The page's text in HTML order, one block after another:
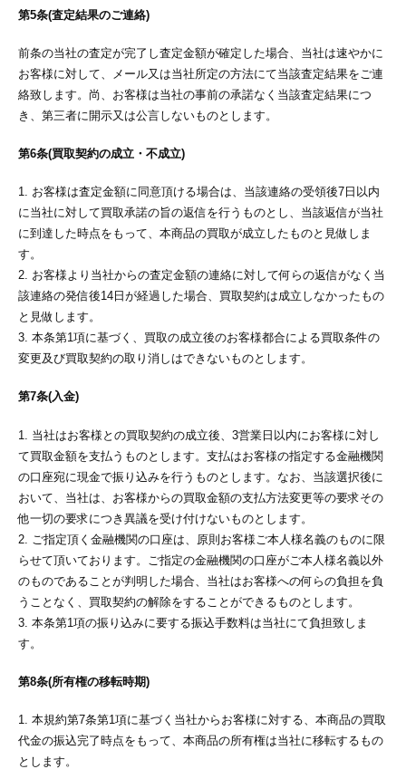
第5条(査定結果のご連絡)
前条の当社の査定が完了し査定金額が確定した場合、当社は速やかに
お客様に対して、メール又は当社所定の方法にて当該査定結果をご連
絡致します。尚、お客様は当社の事前の承諾なく当該査定結果につ
き、第三者に開示又は公言しないものとします。
第6条(買取契約の成立・不成立)
1. お客様は査定金額に同意頂ける場合は、当該連絡の受領後7日以内
に当社に対して買取承諾の旨の返信を行うものとし、当該返信が当社
に到達した時点をもって、本商品の買取が成立したものと見做しま
す。
2. お客様より当社からの査定金額の連絡に対して何らの返信がなく当
該連絡の発信後14日が経過した場合、買取契約は成立しなかったもの
と見做します。
3. 本条第1項に基づく、買取の成立後のお客様都合による買取条件の
変更及び買取契約の取り消しはできないものとします。
第7条(入金)
1. 当社はお客様との買取契約の成立後、3営業日以内にお客様に対し
て買取金額を支払うものとします。支払はお客様の指定する金融機関
の口座宛に現金で振り込みを行うものとします。なお、当該選択後に
おいて、当社は、お客様からの買取金額の支払方法変更等の要求その
他一切の要求につき異議を受け付けないものとします。
2. ご指定頂く金融機関の口座は、原則お客様ご本人様名義のものに限
らせて頂いております。ご指定の金融機関の口座がご本人様名義以外
のものであることが判明した場合、当社はお客様への何らの負担を負
うことなく、買取契約の解除をすることができるものとします。
3. 本条第1項の振り込みに要する振込手数料は当社にて負担致しま
す。
第8条(所有権の移転時期)
1. 本規約第7条第1項に基づく当社からお客様に対する、本商品の買取
代金の振込完了時点をもって、本商品の所有権は当社に移転するもの
とします。